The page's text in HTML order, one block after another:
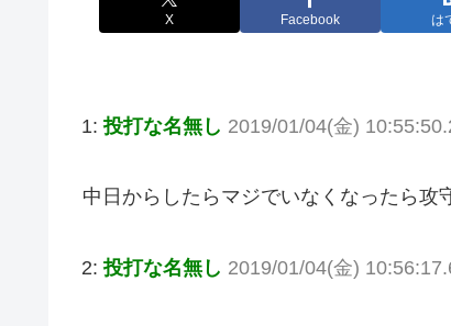
X Facebook は
1:投打な名無し 2019/01/04(金)
中日からしたらマジでいなくなったら
2:投打な名無し 2019/01/04(金)